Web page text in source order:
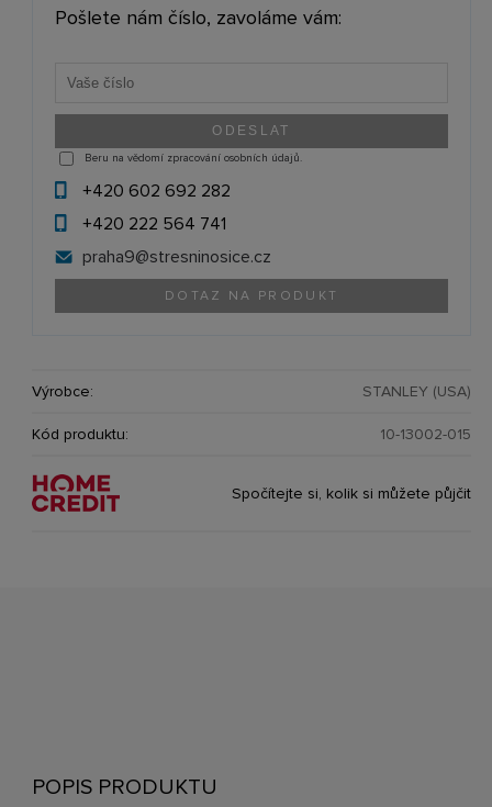
Pošlete nám číslo, zavoláme vám:
Beru na vědomí zpracování osobních údajů.
+420 602 692 282
+420 222 564 741
praha9@stresninosice.cz
DOTAZ NA PRODUKT
Výrobce: STANLEY (USA)
Kód produktu: 10-13002-015
Spočítejte si, kolik si můžete půjčit
POPIS PRODUKTU